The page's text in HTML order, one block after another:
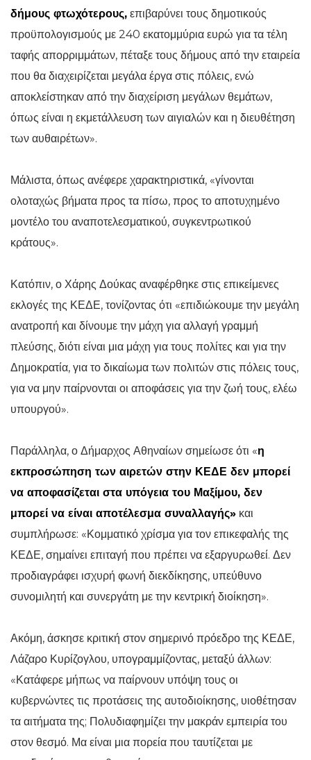
δήμους φτωχότερους, επιβαρύνει τους δημοτικούς
προϋπολογισμούς με 240 εκατομμύρια ευρώ για τα τέλη
ταφής απορριμμάτων, πέταξε τους δήμους από την εταιρεία
που θα διαχειρίζεται μεγάλα έργα στις πόλεις, ενώ
αποκλείστηκαν από την διαχείριση μεγάλων θεμάτων,
όπως είναι η εκμετάλλευση των αιγιαλών και η διευθέτηση
των αυθαιρέτων».
Μάλιστα, όπως ανέφερε χαρακτηριστικά, «γίνονται
ολοταχώς βήματα προς τα πίσω, προς το αποτυχημένο
μοντέλο του αναποτελεσματικού, συγκεντρωτικού
κράτους».
Κατόπιν, ο Χάρης Δούκας αναφέρθηκε στις επικείμενες
εκλογές της ΚΕΔΕ, τονίζοντας ότι «επιδιώκουμε την μεγάλη
ανατροπή και δίνουμε την μάχη για αλλαγή γραμμή
πλεύσης, διότι είναι μια μάχη για τους πολίτες και για την
Δημοκρατία, για το δικαίωμα των πολιτών στις πόλεις τους,
για να μην παίρνονται οι αποφάσεις για την ζωή τους, ελέω
υπουργού».
Παράλληλα, ο Δήμαρχος Αθηναίων σημείωσε ότι «η
εκπροσώπηση των αιρετών στην ΚΕΔΕ δεν μπορεί
να αποφασίζεται στα υπόγεια του Μαξίμου, δεν
μπορεί να είναι αποτέλεσμα συναλλαγής» και
συμπλήρωσε: «Κομματικό χρίσμα για τον επικεφαλής της
ΚΕΔΕ, σημαίνει επιταγή που πρέπει να εξαργυρωθεί. Δεν
προδιαγράφει ισχυρή φωνή διεκδίκησης, υπεύθυνο
συνομιλητή και συνεργάτη με την κεντρική διοίκηση».
Ακόμη, άσκησε κριτική στον σημερινό πρόεδρο της ΚΕΔΕ,
Λάζαρο Κυρίζογλου, υπογραμμίζοντας, μεταξύ άλλων:
«Κατάφερε μήπως να παίρνουν υπόψη τους οι
κυβερνώντες τις προτάσεις της αυτοδιοίκησης, υιοθέτησαν
τα αιτήματα της; Πολυδιαφημίζει την μακράν εμπειρία του
στον θεσμό. Μα είναι μια πορεία που ταυτίζεται με